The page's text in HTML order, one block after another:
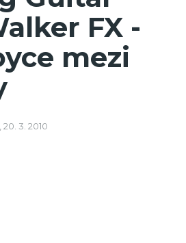
FX -
mezi
20. 3. 2010